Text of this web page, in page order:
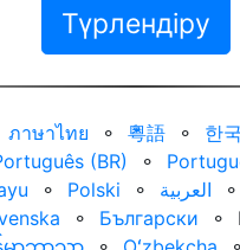
Түрлендіру
ภาษาไทย ⚬ 粵語 ⚬ 한
(BR) ⚬
⚬ Polski ⚬ العربية‏ ⚬
⚬ Български ⚬